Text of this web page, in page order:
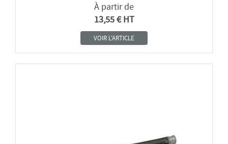
À partir de
13,55 € HT
VOIR L'ARTICLE